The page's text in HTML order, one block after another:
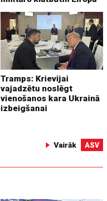
Tramps: Krievijai
vajadzētu noslēgt
vienošanos kara Ukrainā
izbeigšanai
Vairāk ASV